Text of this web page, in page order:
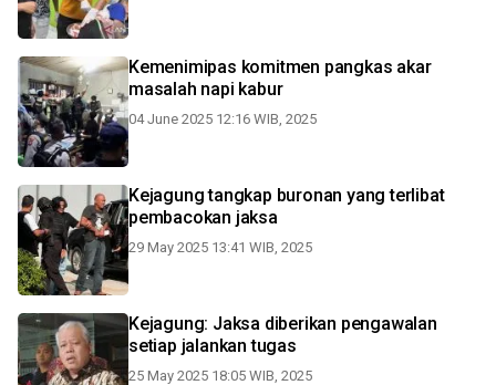
Kemenimipas komitmen pangkas akar
masalah napi kabur
04 June 2025 12:16 WIB, 2025
Kejagung tangkap buronan yang terlibat
pembacokan jaksa
29 May 2025 13:41 WIB, 2025
Kejagung: Jaksa diberikan pengawalan
setiap jalankan tugas
25 May 2025 18:05 WIB, 2025